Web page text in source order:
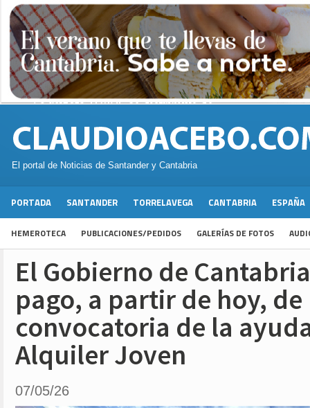
El portal de Noticias de Santander y Cantabria
PORTADA SANTANDER TORRELAVEGA CANTABRIA ESPAÑA
HEMEROTECA PUBLICACIONES/PEDIDOS GALERÍAS DE FOTOS
El Gobierno de
pago, a partir de hoy,
convocatoria de la
Alquiler Joven
07/05/26